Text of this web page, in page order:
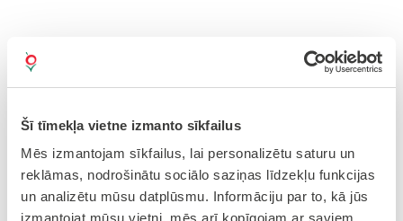
Šī tīmekļa vietne izmanto sīkfailus
Mēs izmantojam sīkfailus, lai personalizētu saturu un
reklāmas, nodrošinātu sociālo saziņas līdzekļu funkcijas
un analizētu mūsu datplūsmu. Informāciju par to, kā jūs
izmantojat mūsu vietni, mēs arī kopīgojam ar saviem